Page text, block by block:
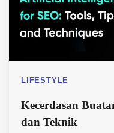
LIFESTYLE
Kecerdasan
dan Teknik